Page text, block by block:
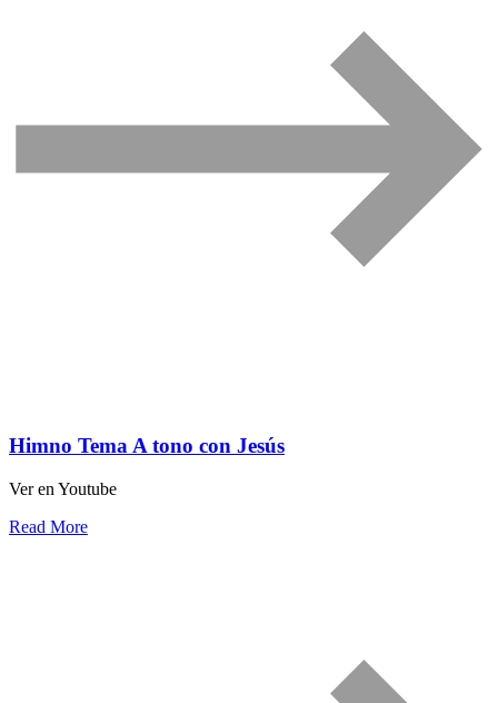
Himno Tema A tono con Jesús
Ver en Youtube
Read More